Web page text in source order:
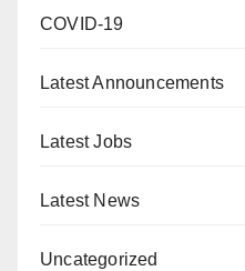
COVID-19
Latest Announcements
Latest Jobs
Latest News
Uncategorized